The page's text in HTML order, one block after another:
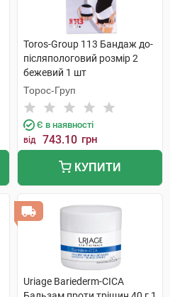
Toros-Group 113 Бандаж до-
післяпологовий розмір 2
бежевий 1 шт
Торос-Груп
Є в наявності
від 743.10 грн
КУПИТИ
Uriage Bariederm-CICA